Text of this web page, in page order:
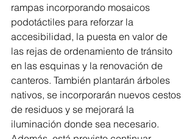
rampas incorporando mosaicos
podotáctiles para reforzar la
accesibilidad, la puesta en valor de
las rejas de ordenamiento de tránsito
en las esquinas y la renovación de
canteros. También plantarán árboles
nativos, se incorporarán nuevos cestos
de residuos y se mejorará la
iluminación donde sea necesario.